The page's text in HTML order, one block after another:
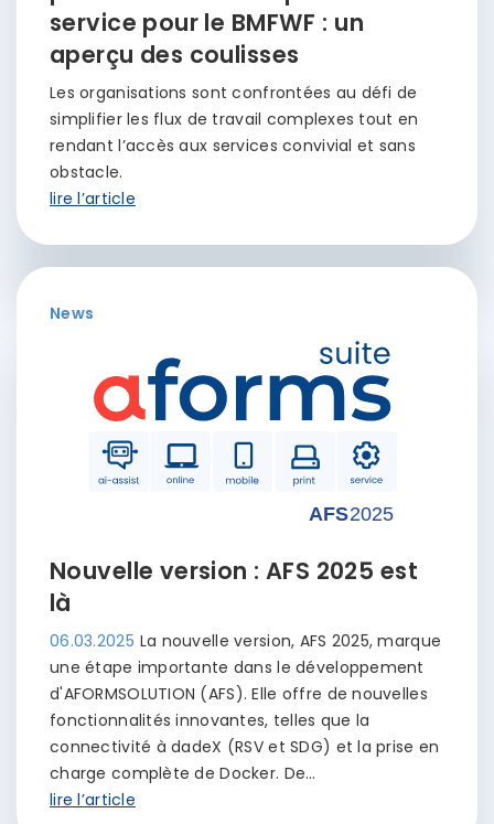
service pour le BMFWF : un
aperçu des coulisses
Les organisations sont confrontées au défi de
simplifier les flux de travail complexes tout en
rendant l’accès aux services convivial et sans
obstacle.
lire l’article
News
Nouvelle version : AFS 2025 est
là
06.03.2025 La nouvelle version, AFS 2025, marque
une étape importante dans le développement
d'AFORMSOLUTION (AFS). Elle offre de nouvelles
fonctionnalités innovantes, telles que la
connectivité à dadeX (RSV et SDG) et la prise en
charge complète de Docker. De…
lire l’article